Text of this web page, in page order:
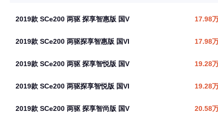
2019款 SCe200 两驱 探享智惠版 国V 17.98
2019款 SCe200 两驱探享智惠版 国VI 17.98
2019款 SCe200 两驱 探享智悦版 国V 19.28
2019款 SCe200 两驱探享智悦版 国VI 19.28
2019款 SCe200 两驱 探享智尚版 国V 20.58